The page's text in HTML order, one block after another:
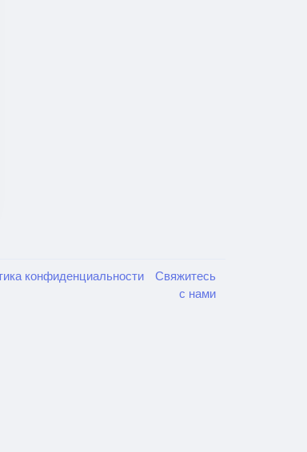
конфиденциальности
Свяжитесь
с нами